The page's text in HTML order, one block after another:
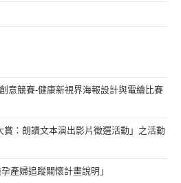
意競賽-健康新視界海報設計與電繪比賽
賞：朗讀文本演出影片徵選活動」之活動
產婦追蹤關懷計畫說明」